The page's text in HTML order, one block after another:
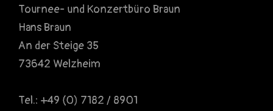
Tournee- und Konzertbüro Braun
Hans Braun
An der Steige 35
73642 Welzheim
Tel.: +49 (0) 7182 / 8901